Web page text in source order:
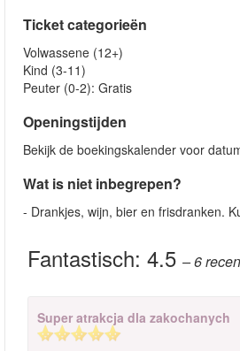
Ticket categorieën
Volwassene (12+)
Kind (3-11)
Peuter (0-2): Gratis
Openingstijden
Bekijk de boekingskalender voor
Wat is niet inbegrepen?
- Drankjes, wijn, bier en frisdranken.
Fantastisch: 4.5 – 6
Super atrakcja dla zakochanych